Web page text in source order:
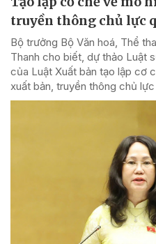
truyền thông chủ lực
Bộ trưởng Bộ Văn hoá, Thể
Thanh cho biết, dự thảo Luật
của Luật Xuất bản tạo lập cơ
xuất bản, truyền thông chủ